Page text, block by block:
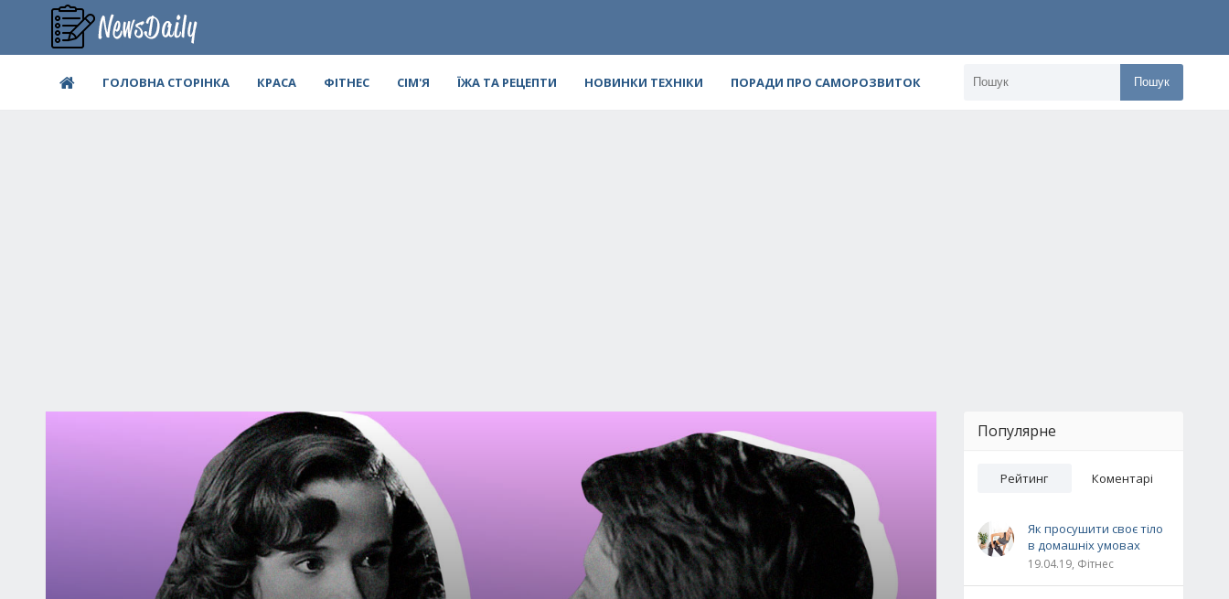
ГОЛОВНА СТОРІНКА КРАСА ФІТНЕС СІМ'Я ЇЖА ТА РЕЦЕПТИ НОВИНКИ ТЕХНІКИ ПОРАДИ ПРО САМОРОЗВИТОК Пошук
Популярне
Рейтинг Коментарі
Як просушити своє тіло
в домашніх умовах
19.04.19, Фітнес